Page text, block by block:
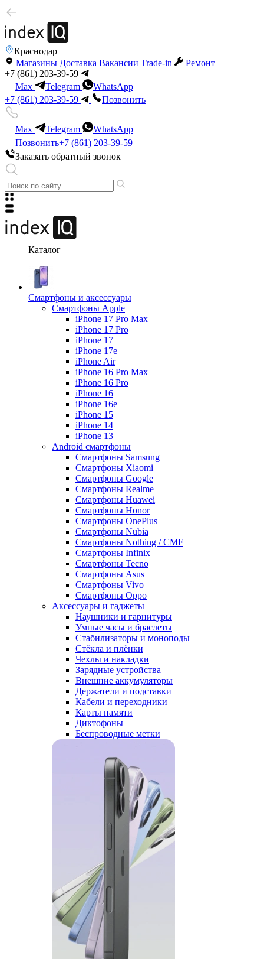
Краснодар
Магазины Доставка Вакансии Trade-in
Ремонт
+7 (861) 203-39-59
Max
Telegram
WhatsApp
+7 (861) 203-39-59
Позвонить
Max Telegram
WhatsApp
Позвонить+7 (861) 203-39-59
Заказать обратный звонок
Каталог
Смартфоны и аксессуары
Смартфоны Apple
iPhone 17 Pro Max
iPhone 17 Pro
iPhone 17
iPhone 17e
iPhone Air
iPhone 16 Pro Max
iPhone 16 Pro
iPhone 16
iPhone 16e
iPhone 15
iPhone 14
iPhone 13
Android cмартфоны
Смартфоны Samsung
Смартфоны Xiaomi
Смартфоны Google
Смартфоны Realme
Смартфоны Huawei
Смартфоны Honor
Смартфоны OnePlus
Смартфоны Nubia
Смартфоны Nothing / CMF
Смартфоны Infinix
Смартфоны Tecno
Смартфоны Asus
Смартфоны Vivo
Смартфоны Oppo
Аксессуары и гаджеты
Наушники и гарнитуры
Умные часы и браслеты
Стабилизаторы и моноподы
Стёкла и плёнки
Чехлы и накладки
Зарядные устройства
Внешние аккумуляторы
Держатели и подставки
Кабели и переходники
Карты памяти
Диктофоны
Беспроводные метки